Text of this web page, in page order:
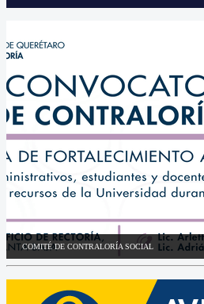
COMITÉ DE CONTRALORÍA SOCIAL